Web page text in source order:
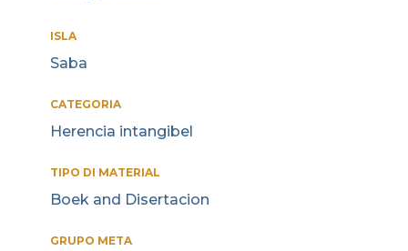
ISLA
Saba
CATEGORIA
Herencia intangibel
TIPO DI MATERIAL
Boek and Disertacion
GRUPO META